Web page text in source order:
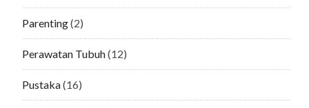
Parenting(2)
Perawatan Tubuh(12)
Pustaka(16)